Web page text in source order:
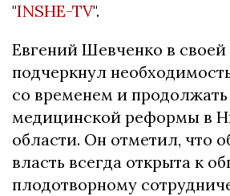
"INSHE-TV".
Евгений Шевченко в своей
подчеркнул
со временем и
медицинской реформы в
области. Он отметил, что
власть всегда открыта к
плодотворному